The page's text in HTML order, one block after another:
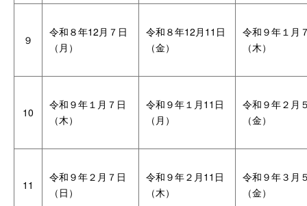
９
令和８年12月７日
（月）
令和８年12月11日
（金）
令和９年１月
（木）
10
令和９年１月７日
（木）
令和９年１月11日
（月）
令和９年２月
（金）
11
令和９年２月７日
（日）
令和９年２月11日
（木）
令和９年３月
（金）